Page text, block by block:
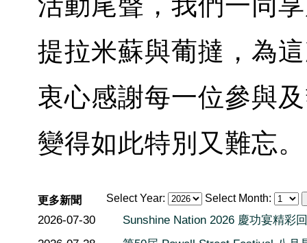
提拉米蘇與葡撻，為
衷心感謝每一位參與
變得如此特別又難忘。
Select Year: Select Month:
更多新聞
2026-07-30
Sunshine Nation 2026 慶功宴精彩